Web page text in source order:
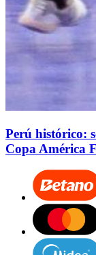
Perú histórico:
Copa América